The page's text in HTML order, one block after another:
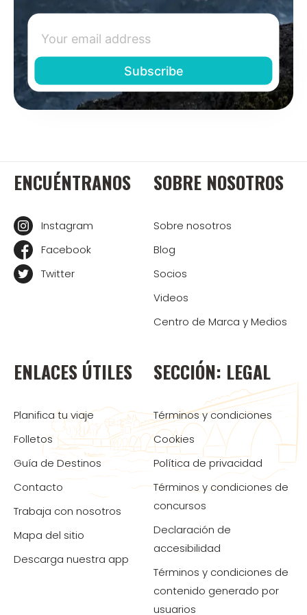
ENCUÉNTRANOS
Instagram
Facebook
Twitter
SOBRE NOSOTROS
Sobre nosotros
Blog
Socios
Videos
Centro de Marca y Medios
ENLACES ÚTILES
Planifica tu viaje
Folletos
Guía de Destinos
Contacto
Trabaja con nosotros
Mapa del sitio
Descarga nuestra app
SECCIÓN: LEGAL
Términos y condiciones
Cookies
Política de privacidad
Términos y condiciones de
concursos
Declaración de
accesibilidad
Términos y condiciones de
contenido generado por
usuarios